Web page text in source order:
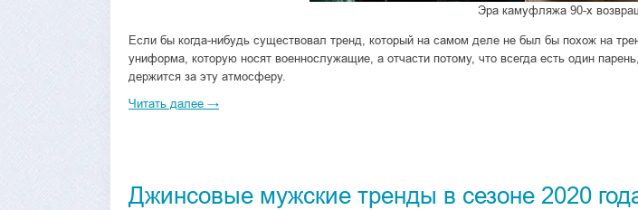
Эра камуфляжа 90-х
Если бы когда-нибудь существовал тренд, который на самом деле не был бы похож на
униформа, которую носят военнослужащие, а отчасти потому, что всегда есть один
держится за эту атмосферу.
Читать далее →
Джинсовые мужские тренды в сезоне 2020